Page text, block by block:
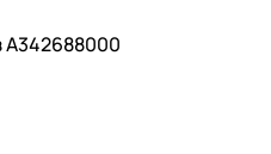
A342688000